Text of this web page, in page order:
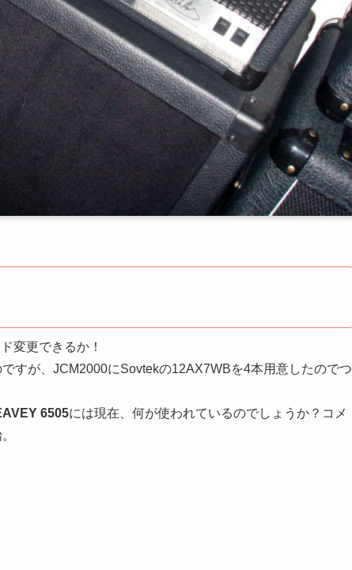
変更できるか！
ですが、JCM2000にSovtekの12AX7WBを4本用意したのでつ
6505には現在、何が使われているのでしょうか？コメ